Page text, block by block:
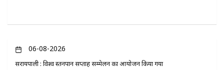
06-08-2026
सरायपाली : विश्व स्तनपान सप्ताह सम्मेलन का आयोजन किया गया